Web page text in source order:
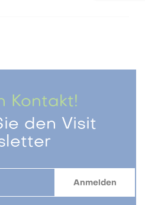
Kontakt!
den Visit